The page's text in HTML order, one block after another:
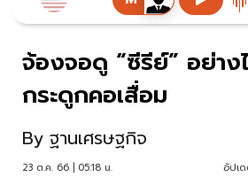
จ้องจอดู “ซีรีย์” อย่าง
กระดูกคอเสื่อม
By ฐานเศรษฐกิจ
23 ต.ค. 66 | 05:18 น. อัปเ